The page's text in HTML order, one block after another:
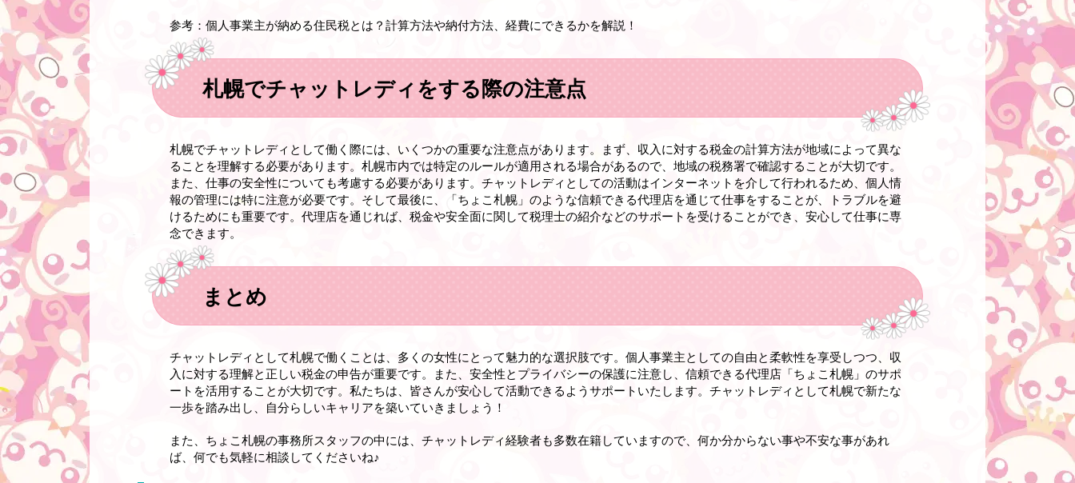
参考：個人事業主が納める住民税とは？計算方法や納付方法、経費にできるかを解説！
札幌でチャットレディをする際の注意点
札幌でチャットレディとして働く際には、いくつかの重要な注意点があります。まず、収入に対する税金の計算方法が地域によって異な
ることを理解する必要があります。札幌市内では特定のルールが適用される場合があるので、地域の税務署で確認することが大切です。
また、仕事の安全性についても考慮する必要があります。チャットレディとしての活動はインターネットを介して行われるため、個人情
報の管理には特に注意が必要です。そして最後に、「ちょこ札幌」のような信頼できる代理店を通じて仕事をすることが、トラブルを避
けるためにも重要です。代理店を通じれば、税金や安全面に関して税理士の紹介などのサポートを受けることができ、安心して仕事に専
念できます。
まとめ
チャットレディとして札幌で働くことは、多くの女性にとって魅力的な選択肢です。個人事業主としての自由と柔軟性を享受しつつ、収
入に対する理解と正しい税金の申告が重要です。また、安全性とプライバシーの保護に注意し、信頼できる代理店「ちょこ札幌」のサポ
ートを活用することが大切です。私たちは、皆さんが安心して活動できるようサポートいたします。チャットレディとして札幌で新たな
一歩を踏み出し、自分らしいキャリアを築いていきましょう！
また、ちょこ札幌の事務所スタッフの中には、チャットレディ経験者も多数在籍していますので、何か分からない事や不安な事があれ
ば、何でも気軽に相談してくださいね♪